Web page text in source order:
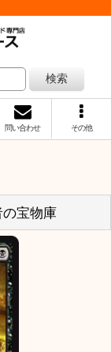
検索
問い合わせ その他
宝物庫